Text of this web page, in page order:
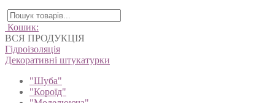
Кошик:
ВСЯ ПРОДУКЦІЯ
Гідроізоляція
Декоративні штукатурки
"Шуба"
"Короїд"